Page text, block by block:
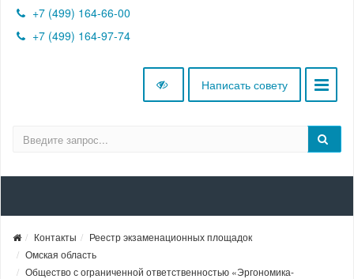
+7 (499) 164-66-00
+7 (499) 164-97-74
Написать совету
Контакты
Реестр экзаменационных площадок
Омская область
Общество с ограниченной ответственностью «Эргономика-